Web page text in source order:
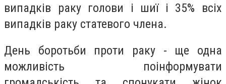
випадків раку голови і шиї і 35% всіх
випадків раку статевого члена.
День боротьби проти раку - ще одна
можливість поінформувати